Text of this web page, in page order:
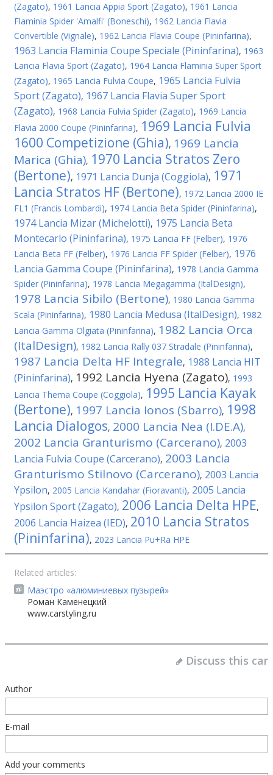
(Zagato), 1961 Lancia Appia Sport (Zagato), 1961 Lancia
Flaminia Spider 'Amalfi' (Boneschi), 1962 Lancia Flavia
Convertible (Vignale), 1962 Lancia Flavia Coupe (Pininfarina),
1963 Lancia Flaminia Coupe Speciale (Pininfarina), 1963
Lancia Flavia Sport (Zagato), 1964 Lancia Flaminia Super Sport
(Zagato), 1965 Lancia Fulvia Coupe, 1965 Lancia Fulvia
Sport (Zagato), 1967 Lancia Flavia Super Sport
(Zagato), 1968 Lancia Fulvia Spider (Zagato), 1969 Lancia
Flavia 2000 Coupe (Pininfarina), 1969 Lancia Fulvia
1600 Competizione (Ghia), 1969 Lancia
Marica (Ghia), 1970 Lancia Stratos Zero
(Bertone), 1971 Lancia Dunja (Coggiola), 1971
Lancia Stratos HF (Bertone), 1972 Lancia 2000 IE
FL1 (Francis Lombardi), 1974 Lancia Beta Spider (Pininfarina),
1974 Lancia Mizar (Michelotti), 1975 Lancia Beta
Montecarlo (Pininfarina), 1975 Lancia FF (Felber), 1976
Lancia Beta FF (Felber), 1976 Lancia FF Spider (Felber), 1976
Lancia Gamma Coupe (Pininfarina), 1978 Lancia Gamma
Spider (Pininfarina), 1978 Lancia Megagamma (ItalDesign),
1978 Lancia Sibilo (Bertone), 1980 Lancia Gamma
Scala (Pininfarina), 1980 Lancia Medusa (ItalDesign), 1982
Lancia Gamma Olgiata (Pininfarina), 1982 Lancia Orca
(ItalDesign), 1982 Lancia Rally 037 Stradale (Pininfarina),
1987 Lancia Delta HF Integrale, 1988 Lancia HIT
(Pininfarina), 1992 Lancia Hyena (Zagato), 1993
Lancia Thema Coupe (Coggiola), 1995 Lancia Kayak
(Bertone), 1997 Lancia Ionos (Sbarro), 1998
Lancia Dialogos, 2000 Lancia Nea (I.DE.A),
2002 Lancia Granturismo (Carcerano), 2003
Lancia Fulvia Coupe (Carcerano), 2003 Lancia
Granturismo Stilnovo (Carcerano), 2003 Lancia
Ypsilon, 2005 Lancia Kandahar (Fioravanti), 2005 Lancia
Ypsilon Sport (Zagato), 2006 Lancia Delta HPE,
2006 Lancia Haizea (IED), 2010 Lancia Stratos
(Pininfarina), 2023 Lancia Pu+Ra HPE
Related articles:
Маэстро «алюминиевых пузырей»
Роман Каменецкий
www.carstyling.ru
Discuss this car
Author
E-mail
Add your comments